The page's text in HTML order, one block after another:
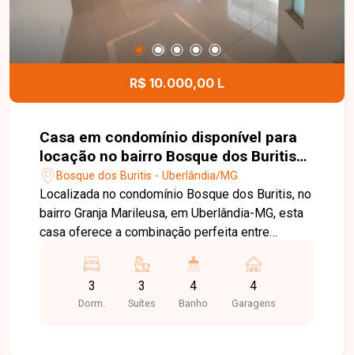
R$ 10.000,00 L
Casa em condomínio disponível para
locação no bairro Bosque dos Buritis
em Uberlândia-MG
Bosque dos Buritis - Uberlândia/MG
Localizada no condomínio Bosque dos Buritis, no
bairro Granja Marileusa, em Uberlândia-MG, esta
casa oferece a combinação perfeita entre
condomínio está em uma das regiões mais
valorizadas da cidade, com fácil acesso às
principais vias, além de contar com excelente
3
Dorm.
3
Suítes
4
Banho
4
Garagens